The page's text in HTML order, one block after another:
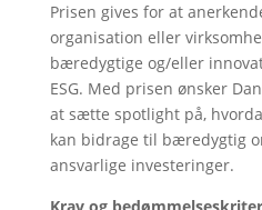
Prisen gives for at
organisation eller
bæredygtige og/eller
ESG. Med prisen ønsker
at sætte spotlight på,
kan bidrage til bæredygtig
ansvarlige investeringer.